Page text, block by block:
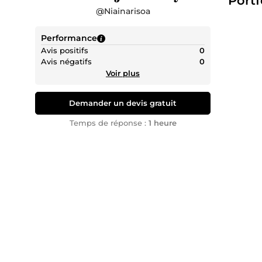
@Niainarisoa
Performance
Avis positifs
0
Avis négatifs
0
Voir plus
Demander un devis gratuit
Temps de réponse : 1 heure